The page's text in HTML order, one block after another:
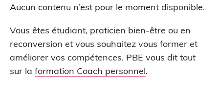
Aucun contenu n’est pour le moment disponible.
Vous êtes étudiant, praticien bien-être ou en
reconversion et vous souhaitez vous former et
améliorer vos compétences. PBE vous dit tout
sur la formation Coach personnel.